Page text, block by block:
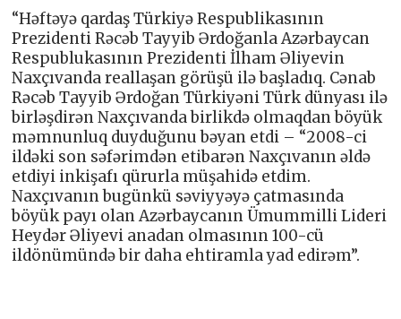
“Həftəyə qardaş Türkiyə Respublikasının
Prezidenti Rəcəb Tayyib Ərdoğanla Azərbaycan
Respublukasının Prezidenti İlham Əliyevin
Naxçıvanda reallaşan görüşü ilə başladıq. Cənab
Rəcəb Tayyib Ərdoğan Türkiyəni Türk dünyası ilə
birləşdirən Naxçıvanda birlikdə olmaqdan böyük
məmnunluq duyduğunu bəyan etdi – “2008-ci
ildəki son səfərimdən etibarən Naxçıvanın əldə
etdiyi inkişafı qürurla müşahidə etdim.
Naxçıvanın bugünkü səviyyəyə çatmasında
böyük payı olan Azərbaycanın Ümummilli Lideri
Heydər Əliyevi anadan olmasının 100-cü
ildönümündə bir daha ehtiramla yad edirəm”.